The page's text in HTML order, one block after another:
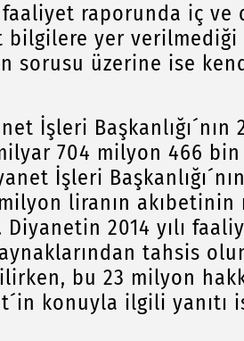
raporunda iç ve
bilgilere yer
sorusu üzerine ise
İşleri
704 milyon 466
İşleri
milyon liranın
2014 yılı
tahsis
bu 23 milyon
konuyla ilgili yanıtı